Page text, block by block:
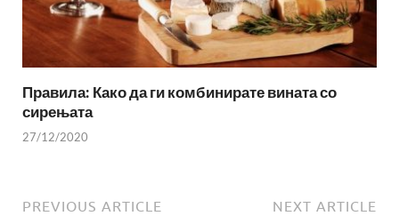
Правила: Како да ги комбинирате вината со
сирењата
27/12/2020
PREVIOUS ARTICLE NEXT ARTICLE